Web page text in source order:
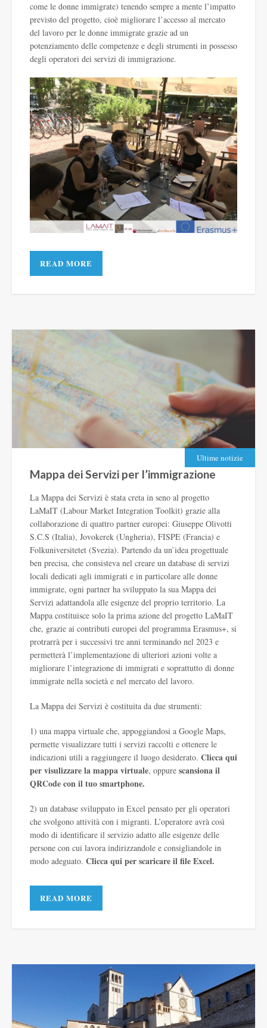
come le donne immigrate) tenendo sempre a mente l’impatto
previsto del progetto, cioè migliorare l’accesso al mercato
del lavoro per le donne immigrate grazie ad un
potenziamento delle competenze e degli strumenti in possesso
degli operatori dei servizi di immigrazione.
READ MORE
Ultime notizie
Mappa dei Servizi per l’immigrazione
La Mappa dei Servizi è stata creta in seno al progetto
LaMaIT (Labour Market Integration Toolkit) grazie alla
collaborazione di quattro partner europei: Giuseppe Olivotti
S.C.S (Italia), Jovokerek (Ungheria), FISPE (Francia) e
Folkuniversitetet (Svezia). Partendo da un’idea progettuale
ben precisa, che consisteva nel creare un database di servizi
locali dedicati agli immigrati e in particolare alle donne
immigrate, ogni partner ha sviluppato la sua Mappa dei
Servizi adattandola alle esigenze del proprio territorio. La
Mappa costituisce solo la prima azione del progetto LaMaIT
che, grazie ai contributi europei del programma Erasmus+, si
protrarrà per i successivi tre anni terminando nel 2023 e
permetterà l’implementazione di ulteriori azioni volte a
migliorare l’integrazione di immigrati e soprattutto di donne
immigrate nella società e nel mercato del lavoro.
La Mappa dei Servizi è costituita da due strumenti:
1) una mappa virtuale che, appoggiandosi a Google Maps,
permette visualizzare tutti i servizi raccolti e ottenere le
indicazioni utili a raggiungere il luogo desiderato. Clicca qui
per visulizzare la mappa virtuale, oppure scansiona il
QRCode con il tuo smartphone.
2) un database sviluppato in Excel pensato per gli operatori
che svolgono attività con i migranti. L’operatore avrà così
modo di identificare il servizio adatto alle esigenze delle
persone con cui lavora indirizzandole e consigliandole in
modo adeguato. Clicca quiper scaricare il file Excel.
READ MORE